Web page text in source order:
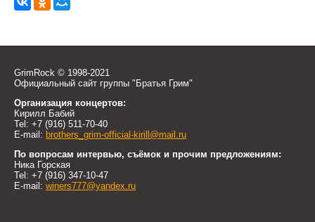
GrimRock © 1998-2021
Официальный сайт группы "Братья Грим"
Организация концертов:
Кирилл Бабий
Tel: +7 (916) 511-70-40
E-mail: brothers_grim-official-kirill@mail.ru
По вопросам интервью, съёмок и прочим предложениям:
Ника Горская
Tel: +7 (916) 347-10-47
E-mail: winers777@yandex.ru